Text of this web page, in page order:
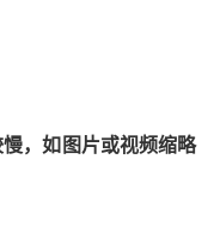
，如图片或视频缩略